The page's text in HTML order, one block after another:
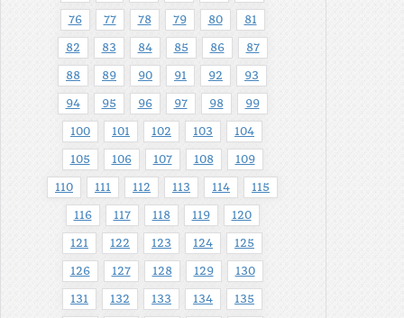
76 77 78 79 80 81
82 83 84 85 86 87
88 89 90 91 92 93
94 95 96 97 98 99
100 101 102 103 104
105 106 107 108 109
110 111 112 113 114 115
116 117 118 119 120
121 122 123 124 125
126 127 128 129 130
131 132 133 134 135